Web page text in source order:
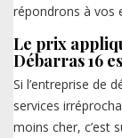
répondrons à vos
Le prix
Débarras 16
Si l’entreprise de
services
moins cher, c’est